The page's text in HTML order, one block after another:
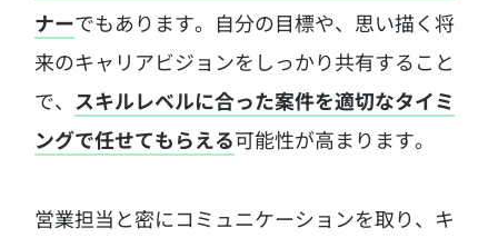
ナーでもあります。 自分の目標や、思い描く将
来のキャリアビジョンをしっかり共有すること
で、 スキルレベルに合った案件を適切なタイミ
ングで任せてもらえる可能性が高まります。
営業担当と密にコミュニケーションを取り、キ